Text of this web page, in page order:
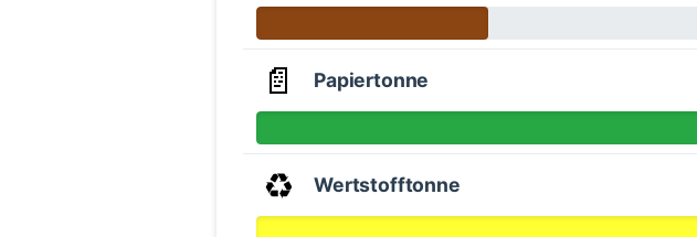
📄 Papiertonne
♻️ Wertstofftonne